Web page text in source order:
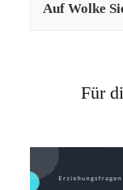
Auf Wolke
Für